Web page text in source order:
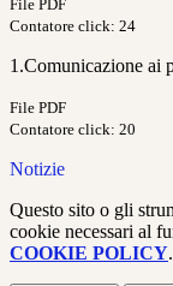
File PDF
Contatore click: 24
1.Comunicazione ai
File PDF
Contatore click: 20
Notizie
Questo sito o gli
cookie necessari al
COOKIE POLICY.